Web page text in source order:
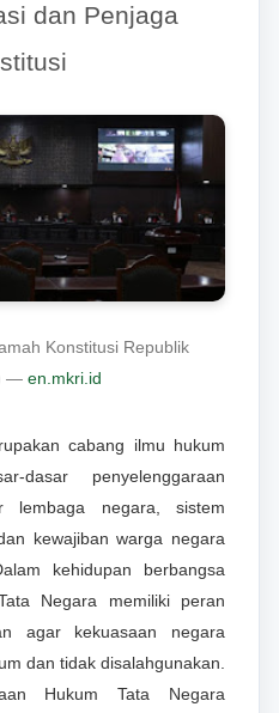
dan Penjaga
Konstitusi Republik
— en.mkri.id
cabang ilmu hukum
dasar penyelenggaraan
lembaga negara, sistem
kewajiban warga negara
kehidupan berbangsa
Negara memiliki peran
agar kekuasaan negara
dan tidak disalahgunakan.
Hukum Tata Negara